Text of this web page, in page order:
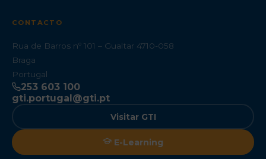
CONTACTO
Rua de Barros nº 101 – Gualtar 4710-058
Braga
Portugal
253 603 100
gti.portugal@gti.pt
Visitar GTI
E-Learning